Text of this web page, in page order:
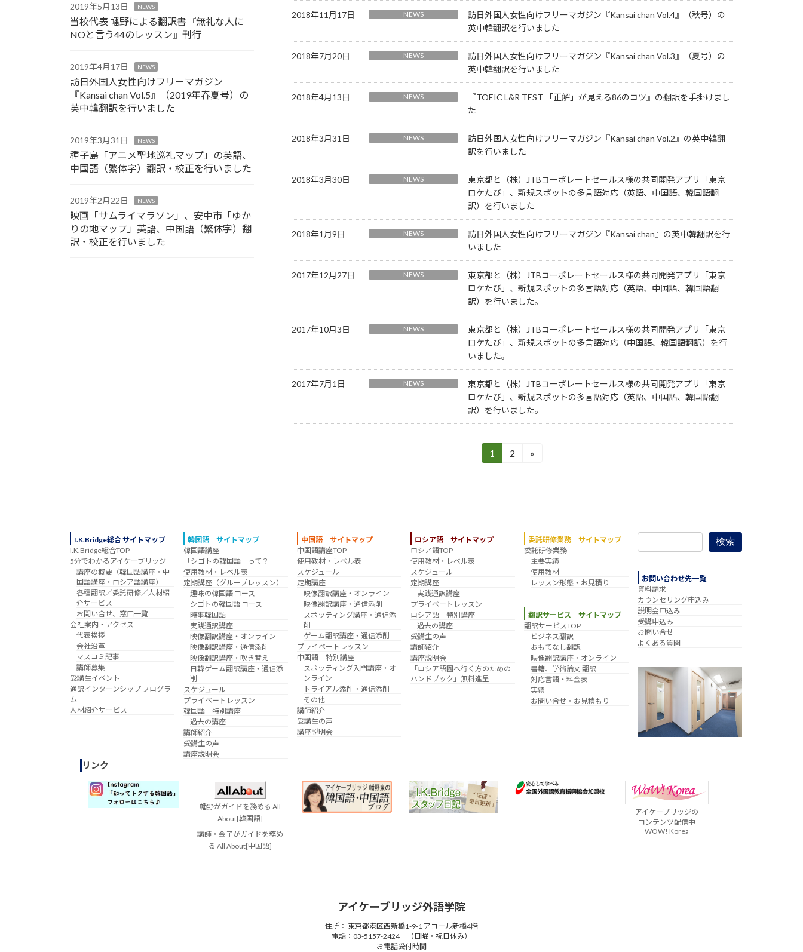
2018年11月17日 NEWS
訪日外国人女性向けフリーマガジン『Kansai chan Vol.4』（秋号）の
英中韓翻訳を行いました
2018年7月20日 NEWS
訪日外国人女性向けフリーマガジン『Kansai chan Vol.3』（夏号）の
英中韓翻訳を行いました
2018年4月13日 NEWS
『TOEIC L&R TEST 「正解」が見える86のコツ』の翻訳を手掛けまし
た
2018年3月31日 NEWS
訪日外国人女性向けフリーマガジン『Kansai chan Vol.2』の英中韓翻
訳を行いました
2018年3月30日 NEWS
東京都と（株）JTBコーポレートセールス様の共同開発アプリ「東京
ロケたび」、新規スポットの多言語対応（英語、中国語、韓国語翻
訳）を行いました
2018年1月9日 NEWS
訪日外国人女性向けフリーマガジン『Kansai chan』の英中韓翻訳を行
いました
2017年12月27日 NEWS
東京都と（株）JTBコーポレートセールス様の共同開発アプリ「東京
ロケたび」、新規スポットの多言語対応（英語、中国語、韓国語翻
訳）を行いました。
2017年10月3日 NEWS
東京都と（株）JTBコーポレートセールス様の共同開発アプリ「東京
ロケたび」、新規スポットの多言語対応（中国語、韓国語翻訳）を行
いました。
2017年7月1日 NEWS
東京都と（株）JTBコーポレートセールス様の共同開発アプリ「東京
ロケたび」、新規スポットの多言語対応（英語、中国語、韓国語翻
訳）を行いました。
の
ペ
ー
ジ
送
り
固
1
固
2 »
2019年5月13日 NEWS
当校代表 幡野による翻訳書『無礼な人に
NOと言う44のレッスン』刊行
2019年4月17日 NEWS
訪日外国人女性向けフリーマガジン
『Kansai chan Vol.5』（2019年春夏号）の
英中韓翻訳を行いました
2019年3月31日 NEWS
種子島「アニメ聖地巡礼マップ」の英語、
中国語（繁体字）翻訳・校正を行いました
2019年2月22日 NEWS
映画「サムライマラソン」、安中市「ゆか
りの地マップ」英語、中国語（繁体字）翻
訳・校正を行いました
I.K.Bridge総合 サイトマップ
I.K.Bridge総合TOP
5分でわかるアイケーブリッジ
講座の概要（韓国語講座・中
国語講座・ロシア語講座）
各種翻訳／委託研修／人材紹
介サービス
お問い合せ、窓口一覧
会社案内・アクセス
代表挨拶
会社沿革
マスコミ記事
講師募集
受講生イベント
通訳インターンシップ プログラ
ム
人材紹介サービス
韓国語 サイトマップ
韓国語講座
「シゴトの韓国語」って？
使用教材・レベル表
定期講座（グループレッスン）
趣味の韓国語 コース
シゴトの韓国語 コース
時事韓国語
実践通訳講座
映像翻訳講座・オンライン
映像翻訳講座・通信添削
映像翻訳講座・吹き替え
日韓ゲーム翻訳講座・通信添
削
スケジュール
プライベートレッスン
韓国語 特別講座
過去の講座
講師紹介
受講生の声
講座説明会
中国語 サイトマップ
中国語講座TOP
使用教材・レベル表
スケジュール
定期講座
映像翻訳講座・オンライン
映像翻訳講座・通信添削
スポッティング講座・通信添
削
ゲーム翻訳講座・通信添削
プライベートレッスン
中国語 特別講座
スポッティング入門講座・オ
ンライン
トライアル添削・通信添削
その他
講師紹介
受講生の声
講座説明会
ロシア語 サイトマップ
ロシア語TOP
使用教材・レベル表
スケジュール
定期講座
実践通訳講座
プライベートレッスン
ロシア語 特別講座
過去の講座
受講生の声
講師紹介
講座説明会
「ロシア語圏へ行く方のための
ハンドブック」無料進呈
委託研修業務 サイトマップ
委託研修業務
主要実績
使用教材
レッスン形態・お見積り
翻訳サービス サイトマップ
翻訳サービスTOP
ビジネス翻訳
おもてなし翻訳
映像翻訳講座・オンライン
書籍、学術論文 翻訳
対応言語・料金表
実績
お問い合せ・お見積もり
検索
お問い合わせ先一覧
資料請求
カウンセリング申込み
説明会申込み
受講申込み
お問い合せ
よくある質問
リンク
幡野がガイドを務める All
About[韓国語]
講師・金子がガイドを務め
る All About[中国語]
アイケーブリッジの
コンテンツ配信中
WOW! Korea
アイケーブリッジ外語学院
住所： 東京都港区西新橋1-9-1 アコール新橋4階
電話：03-5157-2424 （日曜・祝日休み）
お電話受付時間